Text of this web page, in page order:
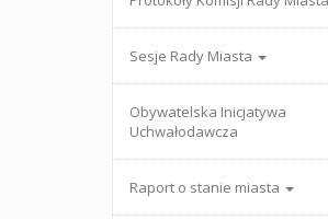
Sesje Rady Miasta
Obywatelska Inicjatywa
Uchwałodawcza
Raport o stanie miasta